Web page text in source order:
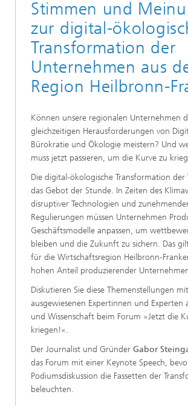
Stimmen und
zur digital-
Transformation der
Unternehmen aus
Region Heilbronn-
Können unsere regionalen Unternehmen
gleichzeitigen Herausforderungen von
Bürokratie und Ökologie meistern? Und
muss jetzt passieren, um die Kurve zu
Die digital-ökologische Transformation
das Gebot der Stunde. In Zeiten des
disruptiver Technologien und
Regulierungen müssen Unternehmen
Geschäftsmodelle anpassen, um
bleiben und die Zukunft zu sichern. Das
für die Wirtschaftsregion Heilbronn-
hohen Anteil produzierender
Diskutieren Sie diese Themenstellungen mit
ausgewiesenen Expertinnen und Experten
und Wissenschaft beim Forum »Jetzt die
kriegen!«.
Der Journalist und Gründer Gabor
das Forum mit einer Keynote Speech,
Podiumsdiskussion die Fassetten der
beleuchten.